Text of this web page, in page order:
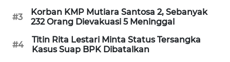
#3
Korban KMP Mutiara Santosa 2, Sebanyak
232 Orang Dievakuasi 5 Meninggal
#4
Titin Rita Lestari Minta Status Tersangka
Kasus Suap BPK Dibatalkan
MASYARAKAT